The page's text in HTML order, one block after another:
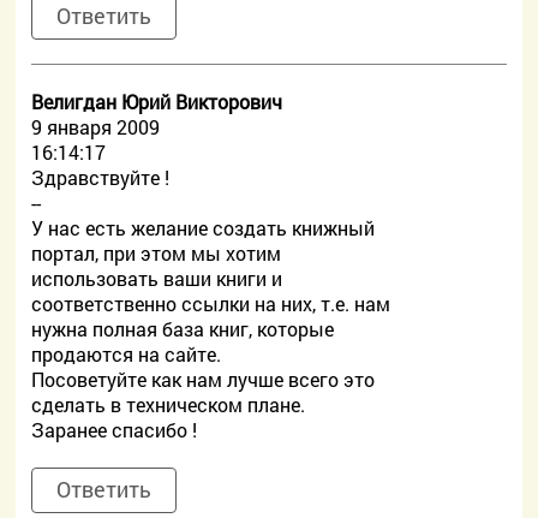
Ответить
Велигдан Юрий Викторович
9 января 2009
16:14:17
Здравствуйте !
--
У нас есть желание создать книжный
портал, при этом мы хотим
использовать ваши книги и
соответственно ссылки на них, т.е. нам
нужна полная база книг, которые
продаются на сайте.
Посоветуйте как нам лучше всего это
сделать в техническом плане.
Заранее спасибо !
Ответить